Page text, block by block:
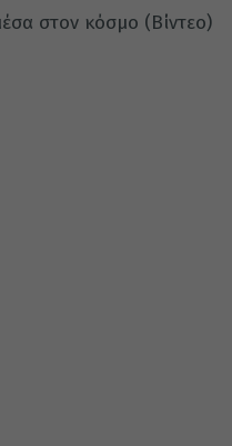
στον κόσμο (Βίντεο)